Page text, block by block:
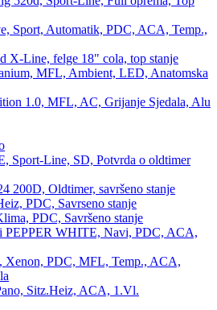
Sport, Automatik, PDC, ACA, Temp.,
X-Line, felge 18" cola, top stanje
MFL, Ambient, LED, Anatomska
1.0, MFL, AC, Grijanje Sjedala, Alu
Sport-Line, SD, Potvrda o oldtimer
200D, Oldtimer, savršeno stanje
PDC, Savrseno stanje
PDC, Savršeno stanje
WHITE, Navi, PDC, ACA,
PDC, MFL, Temp., ACA,
Sitz.Heiz, ACA, 1.Vl.